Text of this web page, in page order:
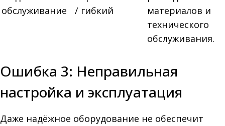
обслуживание
/ гибкий
материалов и
технического
обслуживания.
Ошибка 3: Неправильная
настройка и эксплуатация
Даже надёжное оборудование не обеспечит